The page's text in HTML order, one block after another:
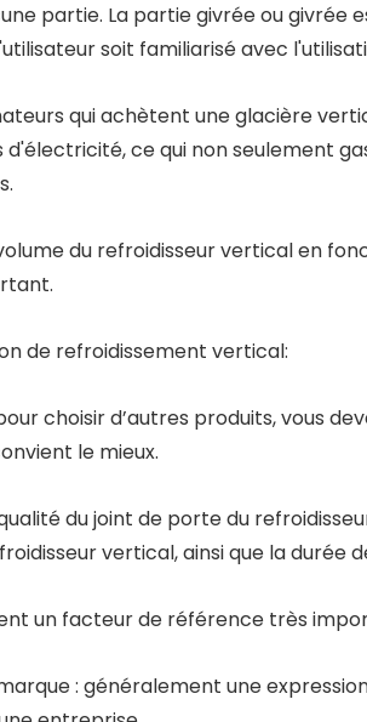
partie. La partie givrée ou
soit familiarisé avec
qui achètent une glacière
d'électricité, ce qui non seulement
du refroidisseur vertical en
de refroidissement vertical:
choisir d’autres produits, vous
le mieux.
du joint de porte du
vertical, ainsi que la durée
un facteur de référence très
: généralement une